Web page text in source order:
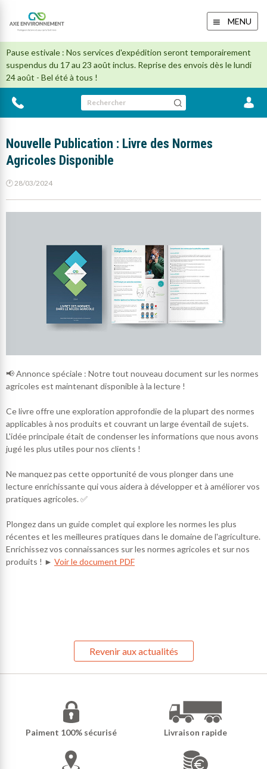
Pause estivale : Nos services d'expédition seront temporairement
suspendus du 17 au 23 août inclus. Reprise des envois dès le lundi
24 août - Bel été à tous !
MENU
Rechercher
Nouvelle Publication : Livre des Normes
Agricoles Disponible
🕐 28/03/2024
📢 Annonce spéciale : Notre tout nouveau document sur les normes
agricoles est maintenant disponible à la lecture !
Ce livre offre une exploration approfondie de la plupart des normes
applicables à nos produits et couvrant un large éventail de sujets.
L'idée principale était de condenser les informations que nous avons
jugé les plus utiles pour nos clients !
Ne manquez pas cette opportunité de vous plonger dans une
lecture enrichissante qui vous aidera à développer et à améliorer vos
pratiques agricoles. ✅
Plongez dans un guide complet qui explore les normes les plus
récentes et les meilleures pratiques dans le domaine de l'agriculture.
Enrichissez vos connaissances sur les normes agricoles et sur nos
produits ! ► Voir le document PDF
Revenir aux actualités
Paiment 100% sécurisé Livraison rapide